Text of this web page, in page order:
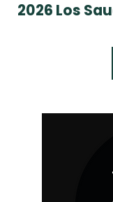
2026 Los